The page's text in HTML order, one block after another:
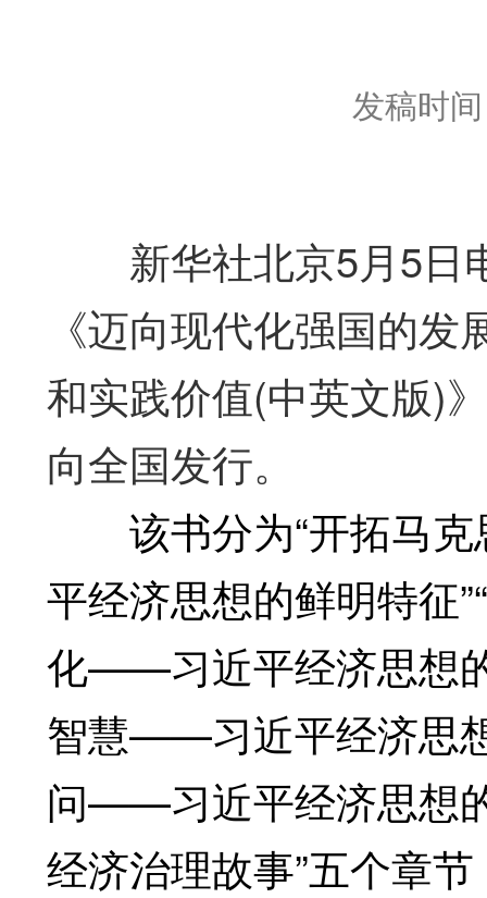
发稿时
新华社北京5月5日
《迈向现代化强国的
和实践价值(中英文版)
向全国发行。
该书分为“开拓马克
平经济思想的鲜明特征
化——习近平经济思想
智慧——习近平经济思
问——习近平经济思想
经济治理故事”五个章